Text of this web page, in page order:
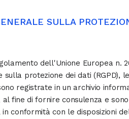
SULLA
dell'Unione Europea n.
sulla protezione dei dati (RGPD),
registrate in un archivio
al fine di fornire consulenza e
conformità con le disposizioni